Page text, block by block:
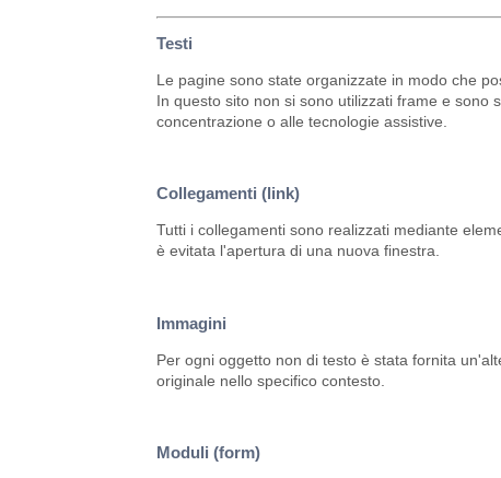
Testi
Le pagine sono state organizzate in modo che
In questo sito non si sono utilizzati frame e sono
concentrazione o alle tecnologie assistive.
Collegamenti (link)
Tutti i collegamenti sono realizzati mediante
è evitata l'apertura di una nuova finestra.
Immagini
Per ogni oggetto non di testo è stata fornita
originale nello specifico contesto.
Moduli (form)